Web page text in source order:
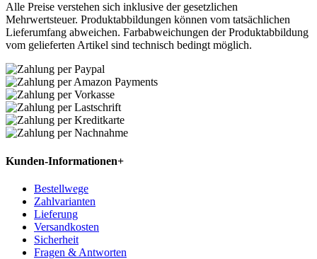
Alle Preise verstehen sich inklusive der gesetzlichen
Mehrwertsteuer. Produktabbildungen können vom tatsächlichen
Lieferumfang abweichen. Farbabweichungen der Produktabbildung
vom gelieferten Artikel sind technisch bedingt möglich.
Kunden-Informationen+
Bestellwege
Zahlvarianten
Lieferung
Versandkosten
Sicherheit
Fragen & Antworten